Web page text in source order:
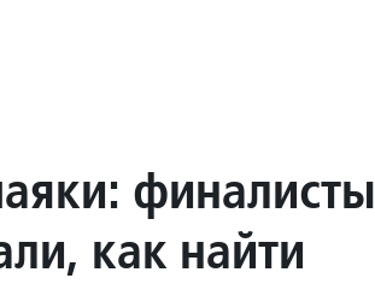
финалисты
как найти